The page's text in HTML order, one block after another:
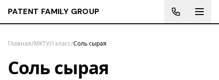
PATENT FAMILY GROUP
Главная/МКТУ/1 класс/Соль сырая
Соль сырая